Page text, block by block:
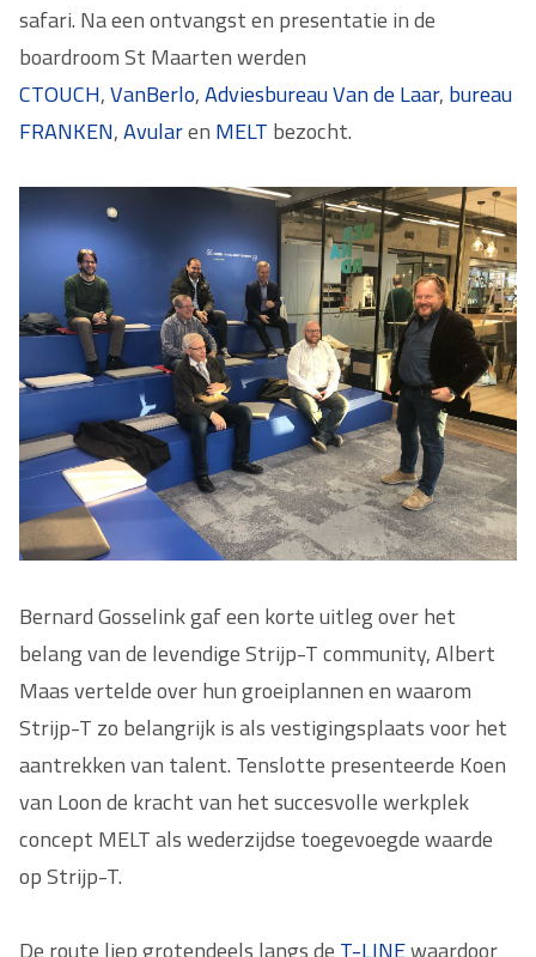
safari. Na een ontvangst en presentatie in de
boardroom St Maarten werden
CTOUCH,VanBerlo,Adviesbureau Van de Laar, bureau
FRANKEN,Avularen MELT bezocht.
Bernard Gosselinkgaf een korte uitleg over het
belang van de levendige Strijp-T community, Albert
Maas vertelde over hun groeiplannen en waarom
Strijp-T zo belangrijk is als vestigingsplaats voor het
aantrekken van talent. Tenslotte presenteerde Koen
van Loon de kracht van het succesvolle werkplek
concept MELT als wederzijdse toegevoegde waarde
op Strijp-T.
De route liep grotendeels langs de T-LINEwaardoor